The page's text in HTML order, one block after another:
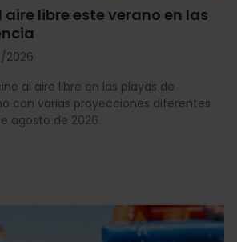
libre este verano en las
2026
al aire libre en las playas de
con varias proyecciones diferentes
agosto de 2026.